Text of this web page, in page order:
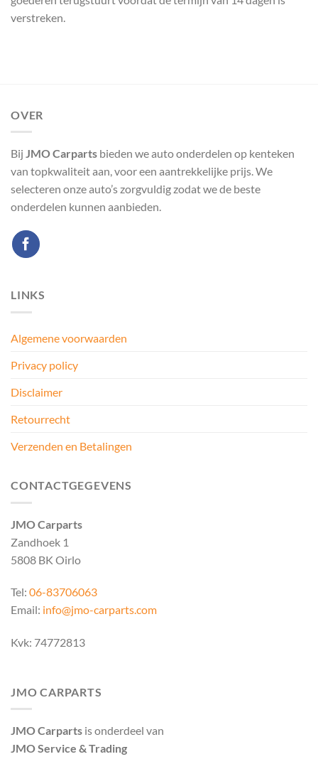
verstreken.
OVER
Bij JMO Carparts bieden we auto onderdelen op kenteken
van topkwaliteit aan, voor een aantrekkelijke prijs. We
selecteren onze auto’s zorgvuldig zodat we de beste
onderdelen kunnen aanbieden.
LINKS
Algemene voorwaarden
Privacy policy
Disclaimer
Retourrecht
Verzenden en Betalingen
CONTACTGEGEVENS
JMO Carparts
Zandhoek 1
5808 BK Oirlo
Tel: 06-83706063
Email: info@jmo-carparts.com
Kvk: 74772813
JMO CARPARTS
JMO Carparts is onderdeel van
JMO Service & Trading